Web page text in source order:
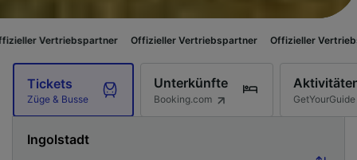
Offizieller Vertriebspartner Offizieller Vertriebspartner
Tickets
Züge & Busse
Unterkünfte
Booking.com GetYourGuide